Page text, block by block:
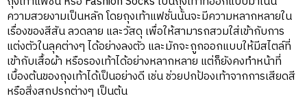
ความสวยงามเป็นหลัก โดยถุงเท้าแฟชั่นนั้นจะมีความหลากหลายใน
เรื่องของสีสัน ลวดลาย และวัสดุ เพื่อให้สามารถสวมใส่เข้ากับการ
แต่งตัวในลุคต่างๆ ได้อย่างลงตัว และมักจะถูกออกแบบให้มีสไตล์ที่
เข้ากับเสื้อผ้า หรือรองเท้าได้อย่างหลากหลาย แต่ก็ยังคงทำหน้าที่
เบื้องต้นของถุงเท้าได้เป็นอย่างดี เช่น ช่วยปกป้องเท้าจากการเสียดสี
หรือสิ่งสกปรกต่างๆ เป็นต้น